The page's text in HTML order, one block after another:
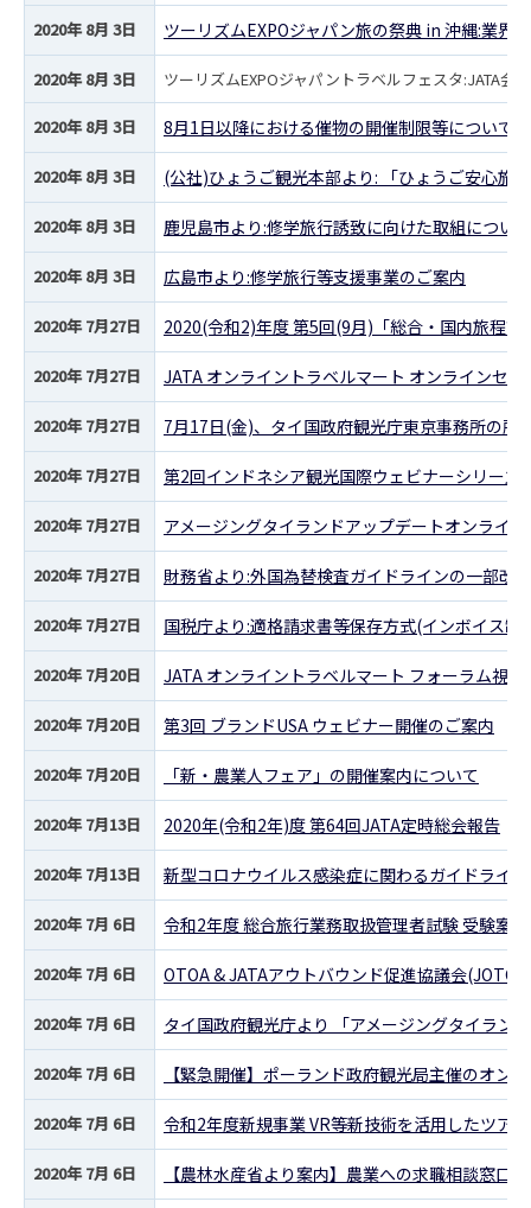
2020年 8月 3日 ツーリズムEXPOジャパン旅の祭典 in 沖縄:業界
2020年 8月 3日 ツーリズムEXPOジャパントラベルフェスタ:JATA
2020年 8月 3日 8月1日以降における催物の開催制限等について
2020年 8月 3日 (公社)ひょうご観光本部より: 「ひょうご安心旅
2020年 8月 3日 鹿児島市より:修学旅行誘致に向けた取組について
2020年 8月 3日 広島市より:修学旅行等支援事業のご案内
2020年 7月27日 2020(令和2)年度 第5回(9月)「総合・国内旅程管
2020年 7月27日 JATA オンライントラベルマート オンラインセ
2020年 7月27日 7月17日(金)、タイ国政府観光庁東京事務所の所
2020年 7月27日 第2回インドネシア観光国際ウェビナーシリーズ
2020年 7月27日 アメージングタイランドアップデートオンライ
2020年 7月27日 財務省より:外国為替検査ガイドラインの一部改
2020年 7月27日 国税庁より:適格請求書等保存方式(インボイス
2020年 7月20日 JATA オンライントラベルマート フォーラム視
2020年 7月20日 第3回 ブランドUSA ウェビナー開催のご案内
2020年 7月20日 「新・農業人フェア」の開催案内について
2020年 7月13日 2020年(令和2年)度 第64回JATA定時総会報告
2020年 7月13日 新型コロナウイルス感染症に関わるガイドライ
2020年 7月 6日 令和2年度 総合旅行業務取扱管理者試験 受験案内
2020年 7月 6日 OTOA & JATAアウトバウンド促進協議会
2020年 7月 6日 タイ国政府観光庁より 「アメージングタイラン
2020年 7月 6日 【緊急開催】ポーランド政府観光局主催のオン
2020年 7月 6日 令和2年度新規事業 VR等新技術を活用したツア
2020年 7月 6日 【農林水産省より案内】農業への求職相談窓口